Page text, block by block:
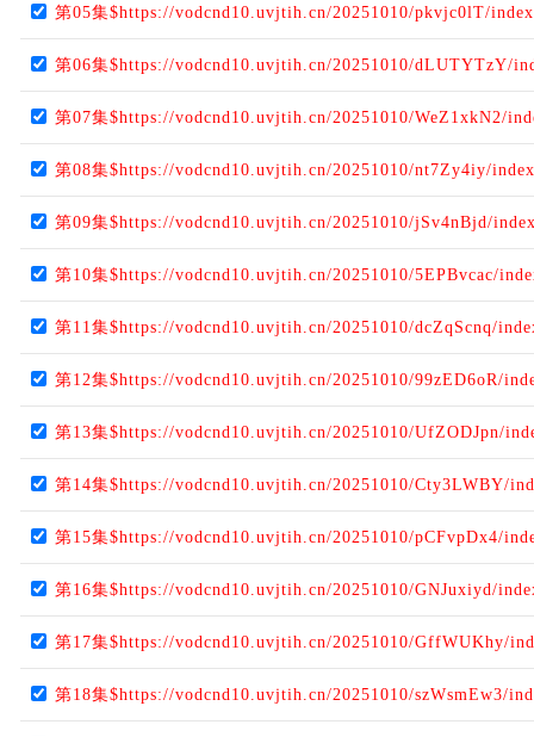
第05集$https://vodcnd10.uvjtih.cn/20251010/pkvjc0lT/
第06集$https://vodcnd10.uvjtih.cn/20251010/dLUTYTzY/
第07集$https://vodcnd10.uvjtih.cn/20251010/WeZ1xkN2/
第08集$https://vodcnd10.uvjtih.cn/20251010/nt7Zy4iy/
第09集$https://vodcnd10.uvjtih.cn/20251010/jSv4nBjd/
第10集$https://vodcnd10.uvjtih.cn/20251010/5EPBvcac/
第11集$https://vodcnd10.uvjtih.cn/20251010/dcZqScnq/
第12集$https://vodcnd10.uvjtih.cn/20251010/99zED6oR/
第13集$https://vodcnd10.uvjtih.cn/20251010/UfZODJpn/
第14集$https://vodcnd10.uvjtih.cn/20251010/Cty3LWBY/
第15集$https://vodcnd10.uvjtih.cn/20251010/pCFvpDx4/
第16集$https://vodcnd10.uvjtih.cn/20251010/GNJuxiyd/
第17集$https://vodcnd10.uvjtih.cn/20251010/GffWUKhy/
第18集$https://vodcnd10.uvjtih.cn/20251010/szWsmEw3/